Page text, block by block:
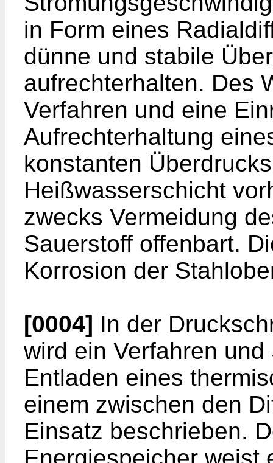
in Form eines
dünne und stabile
aufrechterhalten. Des
Verfahren und eine
Aufrechterhaltung
konstanten
Heißwasserschicht
zwecks Vermeidung
Sauerstoff offenbart.
Korrosion der
[0004] In der
wird ein Verfahren
Entladen eines
einem zwischen den
Einsatz beschrieben.